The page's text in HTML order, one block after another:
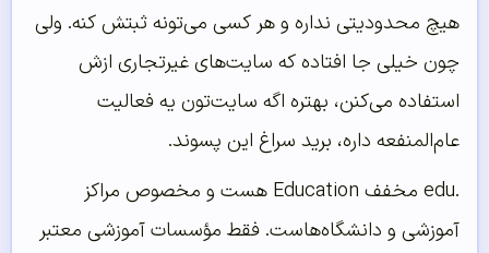
هیچ محدودیتی نداره و هر کسی می‌تونه ثبتش کنه. ولی
چون خیلی جا افتاده که سایت‌های غیرتجاری ازش
استفاده می‌کنن، بهتره اگه سایت‌تون یه فعالیت
عام‌المنفعه داره، برید سراغ این پسوند.
.edu مخفف Education هست و مخصوص مراکز
آموزشی و دانشگاه‌هاست. فقط مؤسسات آموزشی معتبر